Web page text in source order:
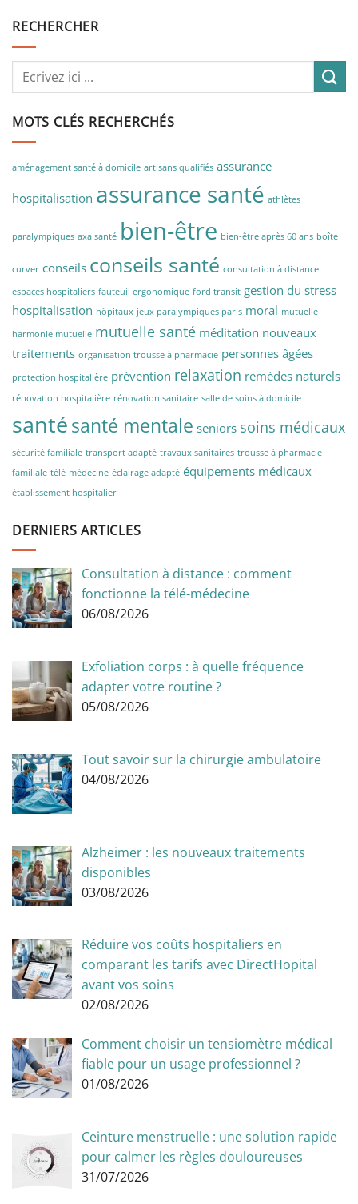
RECHERCHER
MOTS CLÉS RECHERCHÉS
aménagement santé à domicile artisans qualifiés assurance
hospitalisation assurance santé athlètes
paralympiques axa santé bien-être bien-être après 60 ans boîte
curver conseils conseils santé consultation à distance
espaces hospitaliers fauteuil ergonomique ford transit gestion du stress
hospitalisation hôpitaux jeux paralympiques paris moral mutuelle
harmonie mutuelle mutuelle santé méditation nouveaux
traitements organisation trousse à pharmacie personnes âgées
protection hospitalière prévention relaxation remèdes naturels
rénovation hospitalière rénovation sanitaire salle de soins à domicile
santésanté mentale seniors soins médicaux
sécurité familiale transport adapté travaux sanitaires trousse à pharmacie
familiale télé-médecine éclairage adapté équipements médicaux
établissement hospitalier
DERNIERS ARTICLES
Consultation à distance : comment
fonctionne la télé-médecine
06/08/2026
Exfoliation corps : à quelle fréquence
adapter votre routine ?
05/08/2026
Tout savoir sur la chirurgie ambulatoire
04/08/2026
Alzheimer : les nouveaux traitements
disponibles
03/08/2026
Réduire vos coûts hospitaliers en
comparant les tarifs avec DirectHopital
avant vos soins
02/08/2026
Comment choisir un tensiomètre médical
fiable pour un usage professionnel ?
01/08/2026
Ceinture menstruelle : une solution rapide
pour calmer les règles douloureuses
31/07/2026